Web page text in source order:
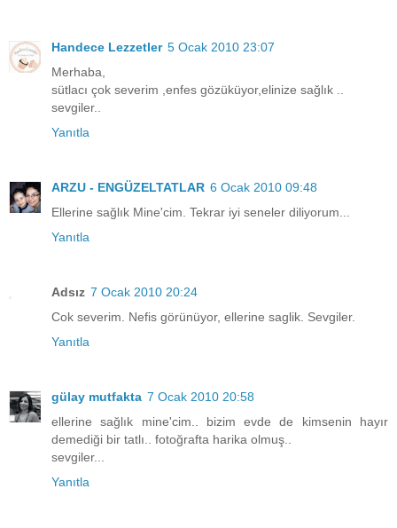
Handece Lezzetler 5 Ocak 2010 23:07
Merhaba,
sütlacı çok severim ,enfes gözüküyor,elinize sağlık ..
sevgiler..
Yanıtla
ARZU - ENGÜZELTATLAR 6 Ocak 2010 09:48
Ellerine sağlık Mine'cim. Tekrar iyi seneler diliyorum...
Yanıtla
Adsız 7 Ocak 2010 20:24
Cok severim. Nefis görünüyor, ellerine saglik. Sevgiler.
Yanıtla
gülay mutfakta 7 Ocak 2010 20:58
ellerine sağlık mine'cim.. bizim evde de kimsenin hayır
demediği bir tatlı.. fotoğrafta harika olmuş..
sevgiler...
Yanıtla